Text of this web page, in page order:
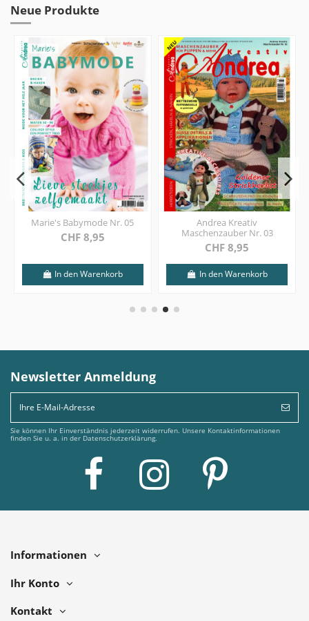
Neue Produkte
Marie's Babymode Nr. 05
CHF 8,95
In den Warenkorb
Andrea Kreativ
Maschenzauber Nr. 03
CHF 8,95
In den Warenkorb
Newsletter Anmeldung
Sie können Ihr Einverständnis jederzeit widerrufen. Unsere Kontaktinformationen
finden Sie u. a. in der Datenschutzerklärung.
Informationen
Ihr Konto
Kontakt